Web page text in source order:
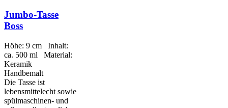
Jumbo-Tasse
Boss
Höhe: 9 cm Inhalt:
ca. 500 ml Material:
Keramik
Handbemalt
Die Tasse ist
lebensmittelecht sowie
spülmaschinen- und